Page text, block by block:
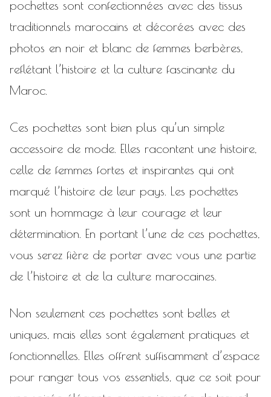
pochettes sont confectionnées avec des tissus
traditionnels marocains et décorées avec des
photos en noir et blanc de femmes berbères,
reflétant l’histoire et la culture fascinante du
Maroc.
Ces pochettes sont bien plus qu’un simple
accessoire de mode. Elles racontent une histoire,
celle de femmes fortes et inspirantes qui ont
marqué l’histoire de leur pays. Les pochettes
sont un hommage à leur courage et leur
détermination. En portant l’une de ces pochettes,
vous serez fière de porter avec vous une partie
de l’histoire et de la culture marocaines.
Non seulement ces pochettes sont belles et
uniques, mais elles sont également pratiques et
fonctionnelles. Elles offrent suffisamment d’espace
pour ranger tous vos essentiels, que ce soit pour